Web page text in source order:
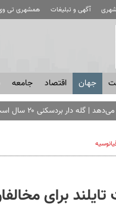
آگهی و تبلیغات همشهری تی
جهان اقتصاد جامعه
در مسیر چرای گله بذر می‌ پاشد + فیلم چوپان‌ خوانی
برای